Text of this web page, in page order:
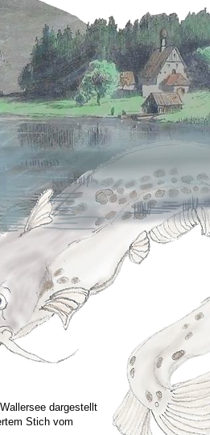
dargestellt
Stich vom